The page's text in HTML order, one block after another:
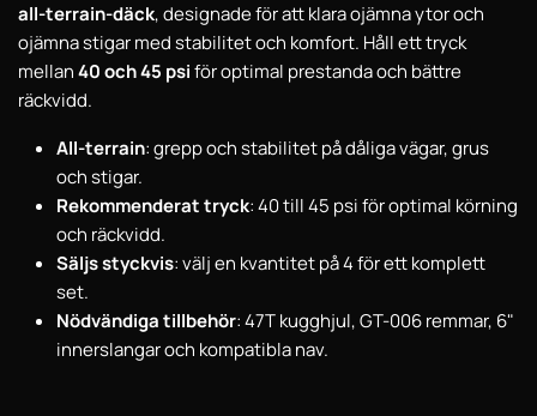
all-terrain-däck, designade för att klara ojämna ytor och
ojämna stigar med stabilitet och komfort. Håll ett tryck
mellan40 och 45 psiför optimal prestanda och bättre
räckvidd.
All-terrain: grepp och stabilitet på dåliga vägar, grus
och stigar.
Rekommenderat tryck: 40 till 45 psi för optimal körning
och räckvidd.
Säljs styckvis: välj en kvantitet på 4 för ett komplett
set.
Nödvändiga tillbehör: 47T kugghjul, GT-006 remmar, 6"
innerslangar och kompatibla nav.